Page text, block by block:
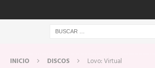
INICIO DISCOS Lovo: Virtual